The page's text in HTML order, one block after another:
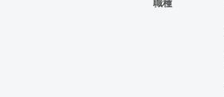
職種